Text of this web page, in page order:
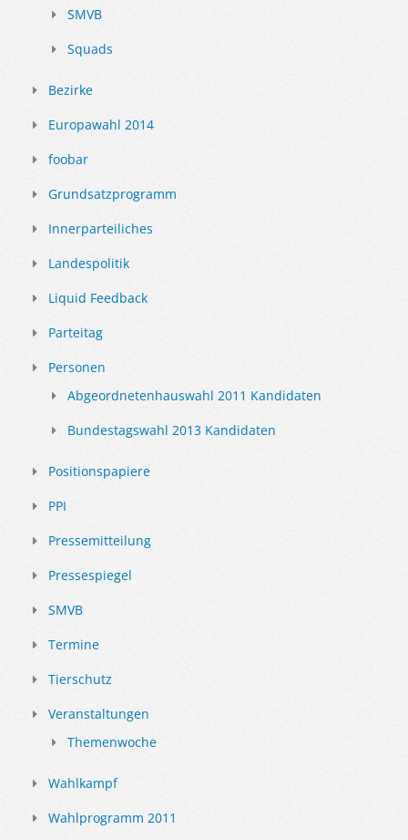
SMVB
Squads
Bezirke
Europawahl 2014
foobar
Grundsatzprogramm
Innerparteiliches
Landespolitik
Liquid Feedback
Parteitag
Personen
Abgeordnetenhauswahl 2011 Kandidaten
Bundestagswahl 2013 Kandidaten
Positionspapiere
PPI
Pressemitteilung
Pressespiegel
SMVB
Termine
Tierschutz
Veranstaltungen
Themenwoche
Wahlkampf
Wahlprogramm 2011